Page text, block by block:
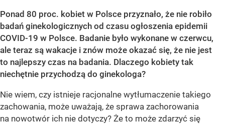
Ponad 80 proc. kobiet w Polsce przyznało, że nie robiło
badań ginekologicznych od czasu ogłoszenia epidemii
COVID-19 w Polsce. Badanie było wykonane w czerwcu,
ale teraz są wakacje i znów może okazać się, że nie jest
to najlepszy czas na badania. Dlaczego kobiety tak
niechętnie przychodzą do ginekologa?
Nie wiem, czy istnieje racjonalne wytłumaczenie takiego
zachowania, może uważają, że sprawa zachorowania
na nowotwór ich nie dotyczy? Że to może zdarzyć się